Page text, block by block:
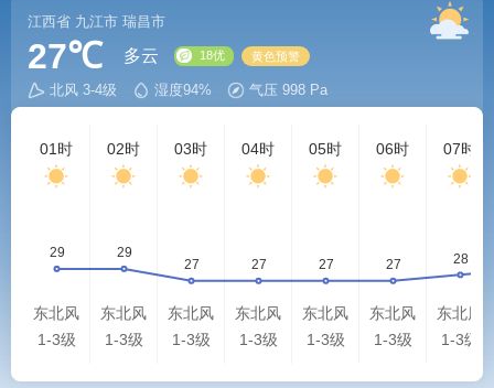
江西省 九江市 瑞昌市
27℃ 多云
北风 3-4级 湿度94% 气压 998 Pa
01时
东北风
1-3级
02时
东北风
1-3级
03时
东北风
1-3级
04时
东北风
1-3级
05时
东北风
1-3级
06时
东北风
1-3级
07时
东北风
1-3级